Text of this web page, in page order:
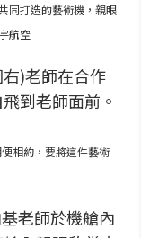
同打造的藝術機，親眼
航空
相約，要將這件藝術